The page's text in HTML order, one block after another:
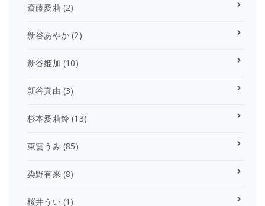
斎藤愛莉 (2)
新谷あやか (2)
新谷姫加 (10)
新谷真由 (3)
杉本愛莉鈴 (13)
東雲うみ (85)
染野有来(8)
桜井うい (1)